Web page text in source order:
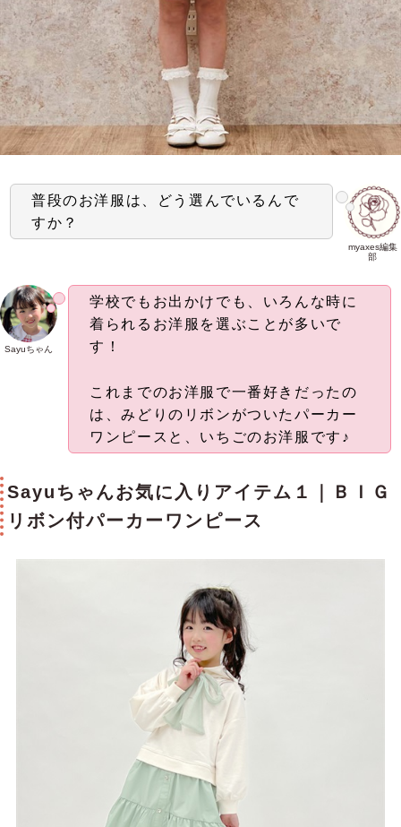
myaxes編集
部
普段のお洋服は、どう選んでいるんで
すか？
Sayuちゃん
学校でもお出かけでも、いろんな時に
着られるお洋服を選ぶことが多いで
す！
これまでのお洋服で一番好きだったの
は、みどりのリボンがついたパーカー
ワンピースと、いちごのお洋服です♪
Sayuちゃんお気に入りアイテム１｜ＢＩＧ
リボン付パーカーワンピース